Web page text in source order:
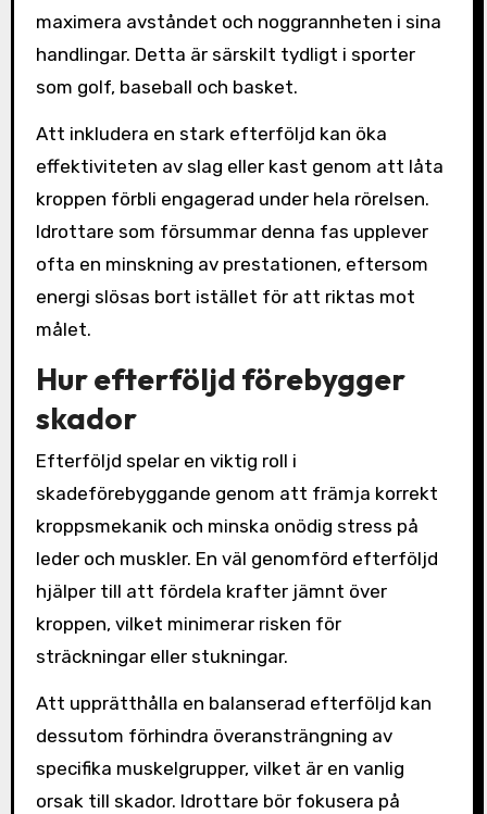
maximera avståndet och noggrannheten i sina
handlingar. Detta är särskilt tydligt i sporter
som golf, baseball och basket.
Att inkludera en stark efterföljd kan öka
effektiviteten av slag eller kast genom att låta
kroppen förbli engagerad under hela rörelsen.
Idrottare som försummar denna fas upplever
ofta en minskning av prestationen, eftersom
energi slösas bort istället för att riktas mot
målet.
Hur efterföljd förebygger
skador
Efterföljd spelar en viktig roll i
skadeförebyggande genom att främja korrekt
kroppsmekanik och minska onödig stress på
leder och muskler. En väl genomförd efterföljd
hjälper till att fördela krafter jämnt över
kroppen, vilket minimerar risken för
sträckningar eller stukningar.
Att upprätthålla en balanserad efterföljd kan
dessutom förhindra överansträngning av
specifika muskelgrupper, vilket är en vanlig
orsak till skador. Idrottare bör fokusera på